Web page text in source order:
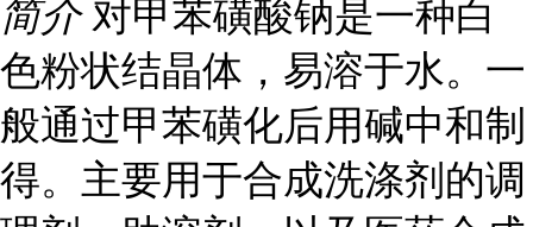
简介 对甲苯磺酸钠是一种白
色粉状结晶体，易溶于水。一
般通过甲苯磺化后用碱中和制
得。主要用于合成洗涤剂的调